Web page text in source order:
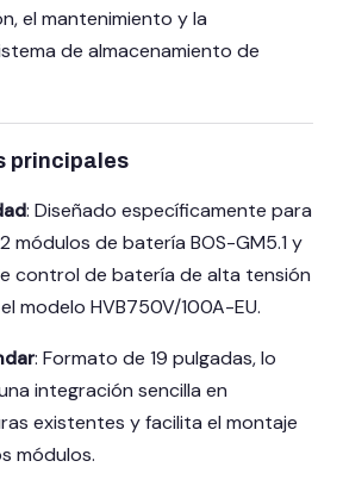
el mantenimiento y la
de almacenamiento de
principales
: Diseñado específicamente para
módulos de batería BOS-GM5.1 y
control de batería de alta tensión
modelo HVB750V/100A-EU.
: Formato de 19 pulgadas, lo
integración sencilla en
existentes y facilita el montaje
módulos.